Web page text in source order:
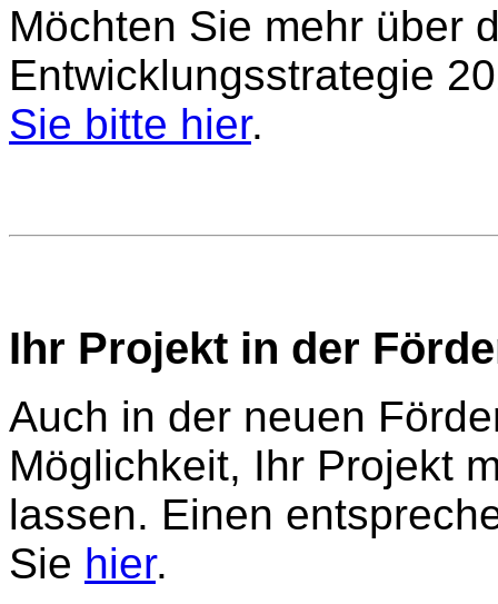
Möchten Sie mehr über
Entwicklungsstrategie
Sie bitte hier.
Ihr Projekt in der
Auch in der neuen
Möglichkeit, Ihr Projekt
lassen. Einen
Sie hier.